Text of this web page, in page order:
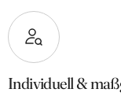
Individuell &